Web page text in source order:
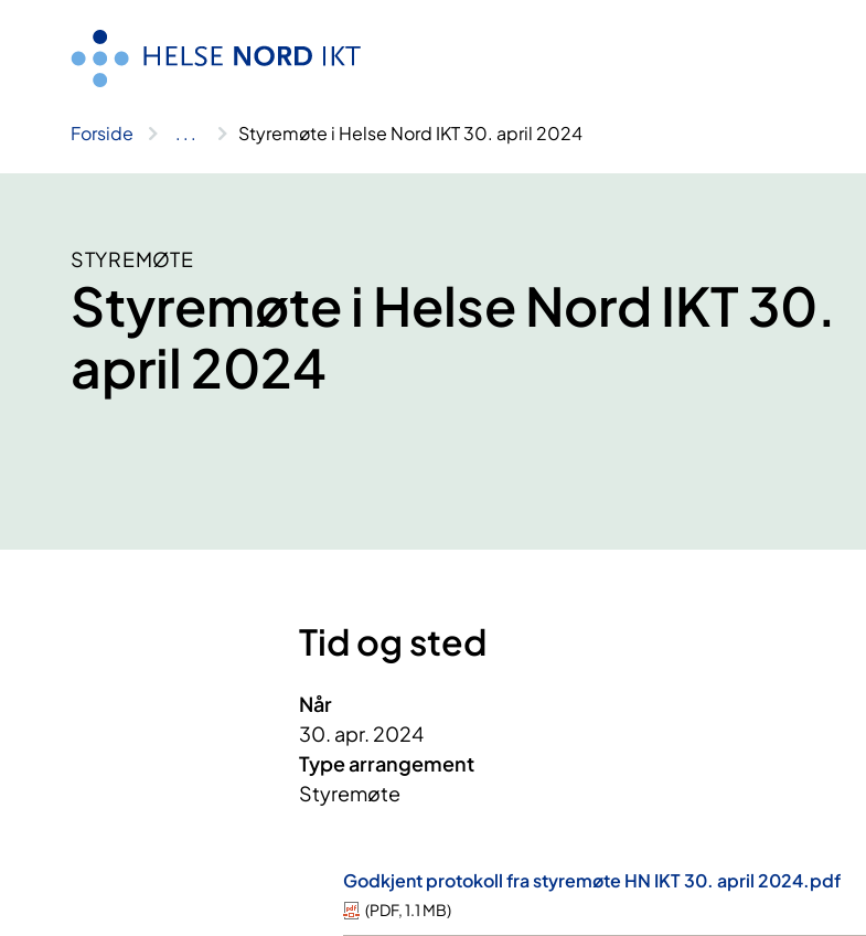
Forside .. . Styremøte i Helse Nord IKT 30. april 2024
STYREMØTE
Styremøte i Helse Nord IKT 30.
april 2024
Tid og sted
Når
30. apr. 2024
Type arrangement
Styremøte
Godkjent protokoll fra styremøte HN IKT 30. april 2024.pdf
(PDF,1.1 MB)